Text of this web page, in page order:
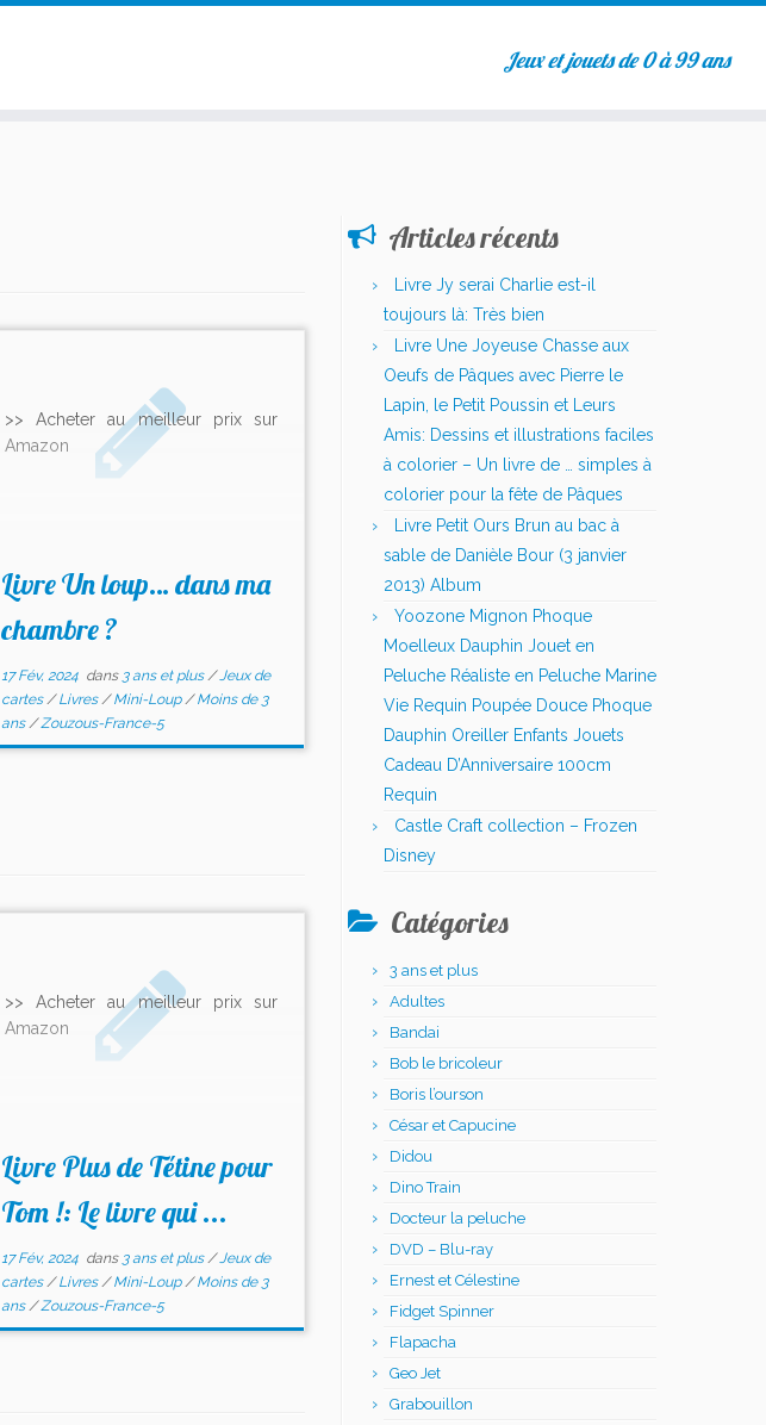
Jeux et jouets de 0 à 99 ans
>> Acheter au meilleur prix sur
Amazon
Livre Un loup… dans ma
chambre ?
17 Fév, 2024dans 3 ans et plus/Jeux de
cartes/Livres/Mini-Loup/Moins de 3
ans/Zouzous-France-5
>> Acheter au meilleur prix sur
Amazon
Livre Plus de Tétine pour
Tom !: Le livre qui ...
17 Fév, 2024dans 3 ans et plus/Jeux de
cartes/Livres/Mini-Loup/Moins de 3
ans/Zouzous-France-5
Articles récents
Livre Jy serai Charlie est-il
toujours là: Très bien
Livre Une Joyeuse Chasse aux
Oeufs de Pâques avec Pierre le
Lapin, le Petit Poussin et Leurs
Amis: Dessins et illustrations faciles
à colorier – Un livre de … simples à
colorier pour la fête de Pâques
Livre Petit Ours Brun au bac à
sable de Danièle Bour (3 janvier
2013) Album
Yoozone Mignon Phoque
Moelleux Dauphin Jouet en
Peluche Réaliste en Peluche Marine
Vie Requin Poupée Douce Phoque
Dauphin Oreiller Enfants Jouets
Cadeau D’Anniversaire 100cm
Requin
Castle Craft collection – Frozen
Disney
Catégories
3 ans et plus
Adultes
Bandai
Bob le bricoleur
Boris l’ourson
César et Capucine
Didou
Dino Train
Docteur la peluche
DVD – Blu-ray
Ernest et Célestine
Fidget Spinner
Flapacha
Geo Jet
Grabouillon